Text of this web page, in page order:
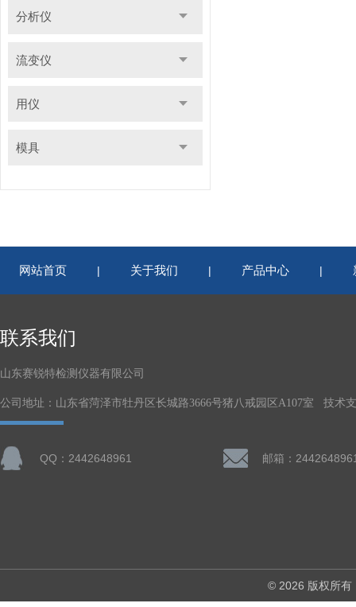
分析仪
流变仪
用仪
模具
网站首页 | 关于我们 | 产品中心 |
联系我们
山东赛锐特检测仪器有限公司
公司地址：山东省菏泽市牡丹区长城路3666号猪八戒园区A107室 技术
QQ：2442648961 邮箱：
© 2026 版权所